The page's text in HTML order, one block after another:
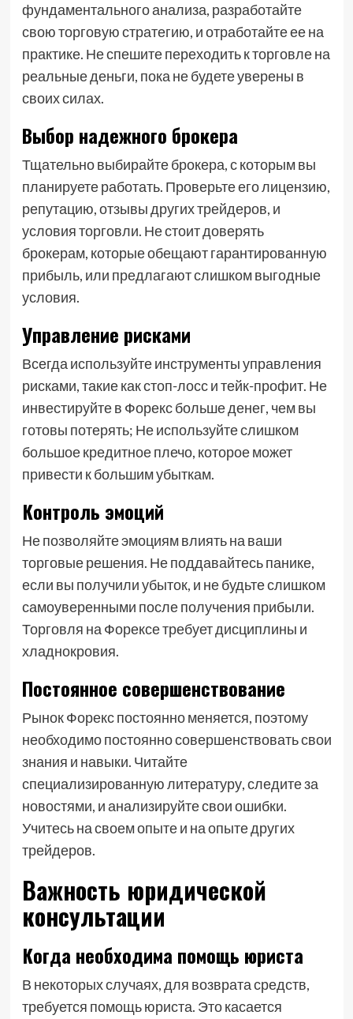
фундаментального анализа, разработайте
свою торговую стратегию, и отработайте ее на
практике. Не спешите переходить к торговле на
реальные деньги, пока не будете уверены в
своих силах.
Выбор надежного брокера
Тщательно выбирайте брокера, с которым вы
планируете работать. Проверьте его лицензию,
репутацию, отзывы других трейдеров, и
условия торговли. Не стоит доверять
брокерам, которые обещают гарантированную
прибыль, или предлагают слишком выгодные
условия.
Управление рисками
Всегда используйте инструменты управления
рисками, такие как стоп-лосс и тейк-профит. Не
инвестируйте в Форекс больше денег, чем вы
готовы потерять; Не используйте слишком
большое кредитное плечо, которое может
привести к большим убыткам.
Контроль эмоций
Не позволяйте эмоциям влиять на ваши
торговые решения. Не поддавайтесь панике,
если вы получили убыток, и не будьте слишком
самоуверенными после получения прибыли.
Торговля на Форексе требует дисциплины и
хладнокровия.
Постоянное совершенствование
Рынок Форекс постоянно меняется, поэтому
необходимо постоянно совершенствовать свои
знания и навыки. Читайте
специализированную литературу, следите за
новостями, и анализируйте свои ошибки.
Учитесь на своем опыте и на опыте других
трейдеров.
Важность юридической
консультации
Когда необходима помощь юриста
В некоторых случаях, для возврата средств,
требуется помощь юриста. Это касается